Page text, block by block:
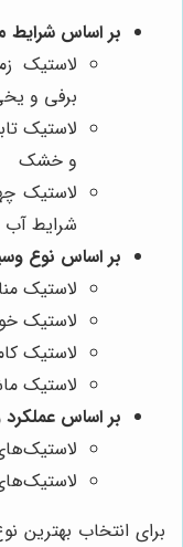
بر اساس
لاستیک
برفی و
لاستیک
و خشک
لاستیک
شرایط آب
بر اساس نوع
لاستیک
لاستیک
لاستیک
لاستیک
بر اساس عملکرد
برای انتخاب بهترین